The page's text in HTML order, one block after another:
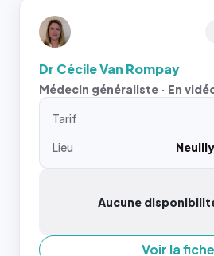
Dr Cécile Van Rompay
Médecin généraliste · En
Tarif
Lieu
Aucune
Voir la fiche